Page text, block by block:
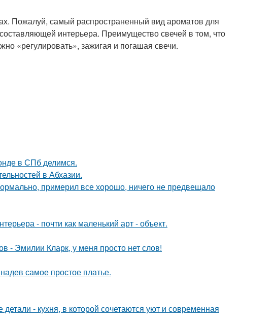
Пожалуй, самый распространенный вид ароматов для
интерьера. Преимущество свечей в том, что
«регулировать», зажигая и погашая свечи.
в СПб делимся.
в Абхазии.
примерил все хорошо, ничего не предвещало
- почти как маленький арт - объект.
- Эмилии Кларк, у меня просто нет слов!
самое простое платье.
- кухня, в которой сочетаются уют и современная